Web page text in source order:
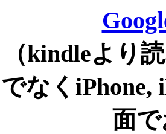
（kindleより
でなくiPhone,
面